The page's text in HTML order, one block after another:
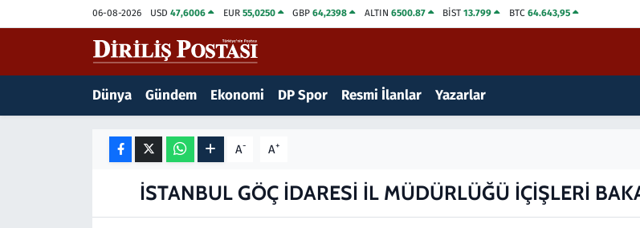
06-08-2026 USD47,6006 EUR 55,0250 GBP64,2398 ALTIN 6500.87 BİST13.799 BTC 64.643,95
Dünya Gündem Ekonomi DP Spor Resmi İlanlar Yazarlar
A- A+
İSTANBUL GÖÇ İDARESİ İL MÜDÜRLÜĞÜ İÇİŞLERİ
15 Temmuz Destanı
Analiz-Yorum
Nöbetçi Eczaneler
Hava Durumu
Trafik Durumu
Süper Lig Puan Durumu ve Fikstür